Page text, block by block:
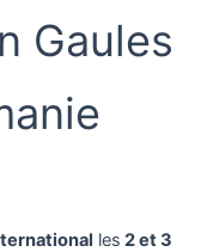
Gaules
les 2 et 3